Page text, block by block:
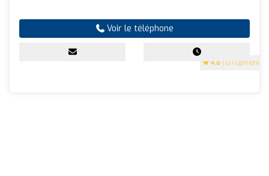
4.8 (101 Opinions)
Voir le téléphone